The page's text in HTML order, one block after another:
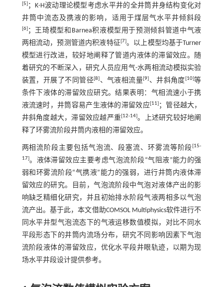
[5]；K-H波动理论模型考虑水平井的全井筒井身结构变化对
井筒中流态及携液的影响，适用于煤层气水平井倾斜段
[6]；王琦模型和Barnea积液模型用于预测倾斜管道中气液
两相流动，预测管道内积液特征[7]。以上模型均基于Turner
模型进行改进，较好地阐释了管道内液体的滞留效应。随
着研究的不断深入，研究人员应用气-水两相流动模拟实验
装置，开展了不同管径[8] 、气液相流量[9] 、井斜角度 [10]等
条件下液体的滞留效应研究。结果表明：气相流速小于携
液流速时，井筒容易产生液体的滞留效应[11]；管径越大，
井斜角度越大，滞留效应越严重[12-14]。上述研究较好地阐
释了环雾流阶段井筒内液相的滞留效应。
两相流阶段主要包括气泡流、段塞流、环雾流等阶段[15-
17]。液体滞留效应主要考虑气泡流阶段“气阻液”能力的强
弱和环雾流阶段“气携液”能力的强弱，进行井筒内液体滞
留效应的研究。目前，气泡流阶段中气泡对液体产出的影
响缺乏精细化研究，并且初始排水阶段气液两相多以气泡
流产出。基于此，本文借助COMSOL Multiphysics软件进行不
同水平井型气泡流态下的气液运移数值模拟，对比不同水
平段形态下的井筒内流场分布，研究不同影响因素下气泡
流阶段液体的滞留效应，优化水平段井眼轨迹，以期为现
场水平井段设计提供参考。